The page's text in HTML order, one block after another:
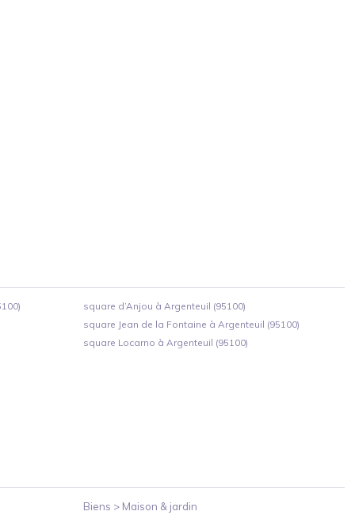
square d’Anjou à Argenteuil (95100)
square Jean de la Fontaine à Argenteuil (95100)
square Locarno à Argenteuil (95100)
Biens > Maison & jardin